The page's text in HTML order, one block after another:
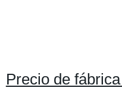
Precio de